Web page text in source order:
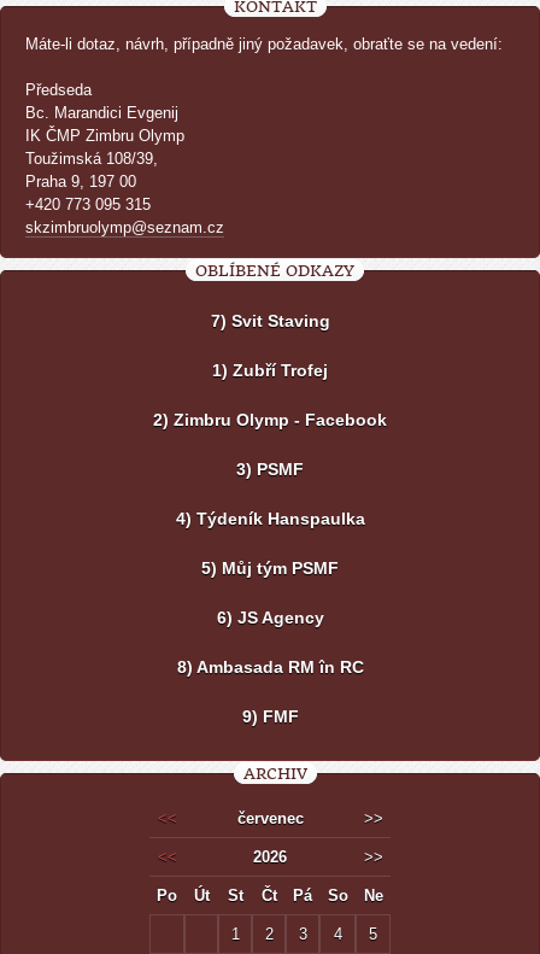
KONTAKT
Máte-li dotaz, návrh, případně jiný požadavek, obraťte se na vedení:
Předseda
Bc. Marandici Evgenij
IK ČMP Zimbru Olymp
Toužimská 108/39,
Praha 9, 197 00
+420 773 095 315
skzimbruolymp@seznam.cz
OBLÍBENÉ ODKAZY
7) Svit Staving
1) Zubří Trofej
2) Zimbru Olymp - Facebook
3) PSMF
4) Týdeník Hanspaulka
5) Můj tým PSMF
6) JS Agency
8) Ambasada RM în RC
9) FMF
ARCHIV
<< červenec >>
<< 2026 >>
Po Út St Čt Pá So Ne
1 2 3 4 5